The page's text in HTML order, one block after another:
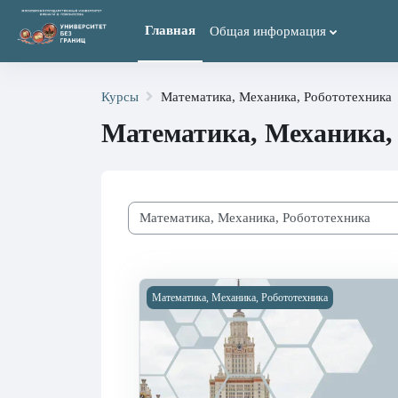
Перейти к основному содержанию
Главная
Общая информация
Курсы Математика, Механика, Робототехника
Математика, Механика,
Категории курсов
Изображение курса ДВИ ДОП
Математика, Механика, Робототехника